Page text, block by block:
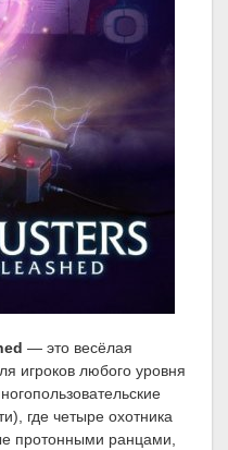
— это весёлая
игроков любого уровня
где четыре охотника
протонными ранцами,